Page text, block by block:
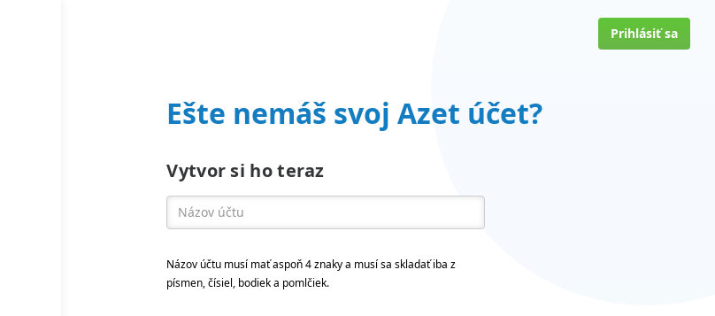
Prihlásiť sa
Ešte nemáš svoj Azet účet?
Vytvor si ho teraz
Názov účtu musí mať aspoň 4 znaky a musí sa skladať iba z
písmen, čísiel, bodiek a pomlčiek.